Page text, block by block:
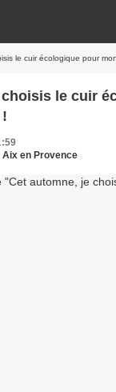
le cuir écologique pour
le cuir
en Provence